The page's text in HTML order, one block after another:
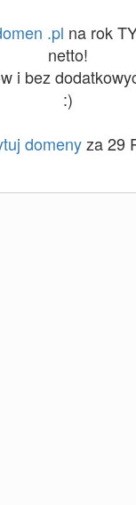
.pl na rok
netto!
i bez
:)
domenyza 29